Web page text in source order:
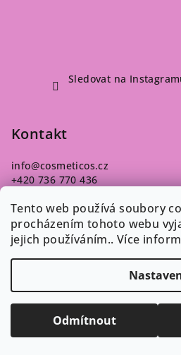
Tento web používá soubory
procházením tohoto webu
jejich používáním.. Více
Odmítnout
Sledovat na
Kontakt
info@cosmeticos.cz
+420 736 770 436
Poslední hodnocení
Melír Americký - sada
Hodnocení produktu je 5
| Dana